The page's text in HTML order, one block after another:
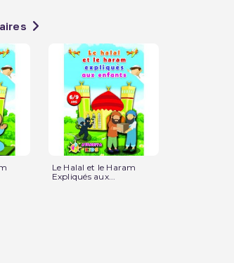
Le Halal et le Haram
Expliqués aux...